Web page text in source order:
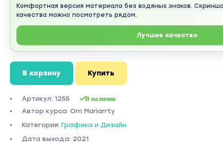
Комфортная версия материала без водяных знаков.
качества можно посмотреть рядом.
Лучшее качество
В корзину Купить
Артикул: 1255 В наличии
Автор курса: Om Mariarrty
Категория: Графика и Дизайн
Дата выхода: 2021